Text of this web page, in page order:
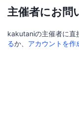
主催者にお問
kakutaniの主催者に直
るか、 アカウントを作